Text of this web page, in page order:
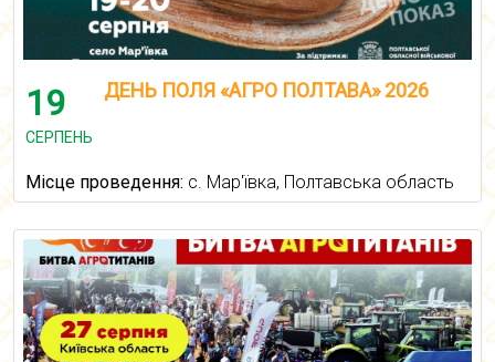
19
СЕРПЕНЬ
ДЕНЬ ПОЛЯ «АГРО ПОЛТАВА» 2026
Місце проведення: с. Мар'ївка, Полтавська область